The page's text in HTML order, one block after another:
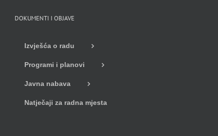
DOKUMENTI I OBJAVE
Izvješća o radu
Programi i planovi
Javna nabava
Natječaji za radna mjesta